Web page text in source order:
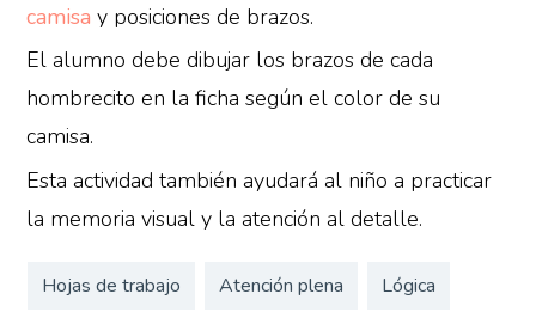
camisa y posiciones de brazos.
El alumno debe dibujar los brazos de cada
hombrecito en la ficha según el color de su
camisa.
Esta actividad también ayudará al niño a practicar
la memoria visual y la atención al detalle.
Hojas de trabajo Atención plena Lógica